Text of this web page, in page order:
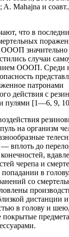
A. Mahajna и
что в
ОООП значительно
случаи
ОООП. Среди
патронами
действия с
пулями [1—6, 9,
на организм
вплоть до
конечностей,
черепа и
в
со
дистанции
в голову и
покрытые